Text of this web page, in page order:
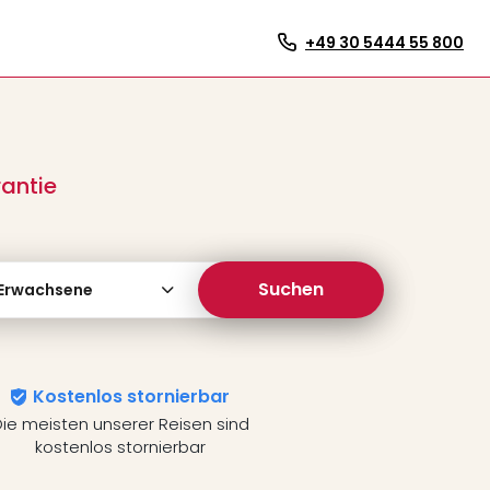
+49 30 5444 55 800
Suchen
Kostenlos stornierbar
meisten unserer Reisen sind
kostenlos stornierbar